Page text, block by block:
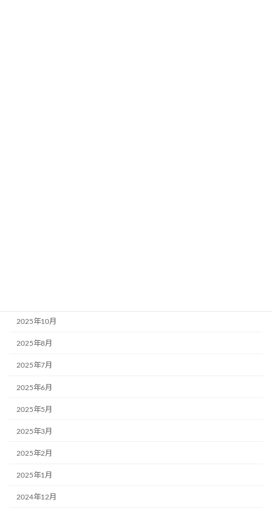
2025年10月
2025年8月
2025年7月
2025年6月
2025年5月
2025年3月
2025年2月
2025年1月
2024年12月